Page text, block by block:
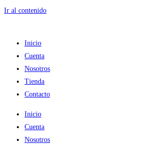
Ir al contenido
Inicio
Cuenta
Nosotros
Tienda
Contacto
Inicio
Cuenta
Nosotros